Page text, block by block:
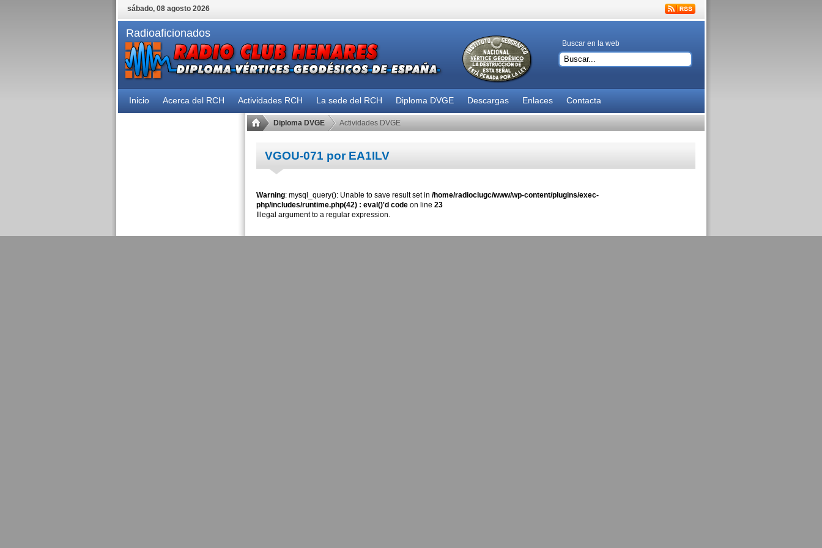
sábado, 08 agosto 2026
Radioaficionados
Buscar en la web
Inicio Acerca del RCH Actividades RCH La sede del RCH Diploma DVGE Descargas Enlaces Contacta
Diploma DVGE Actividades DVGE
VGOU-071 por EA1ILV
Warning: mysql_query(): Unable to save result set in /home/radioclugc/www/wp-content/plugins/exec-
php/includes/runtime.php(42) : eval()'d codeon line 23
Illegal argument to a regular expression.